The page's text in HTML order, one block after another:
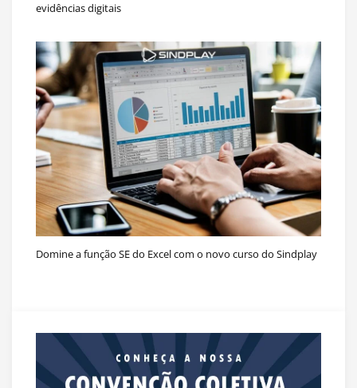
evidências digitais
Domine a função SE do Excel com o novo curso do Sindplay